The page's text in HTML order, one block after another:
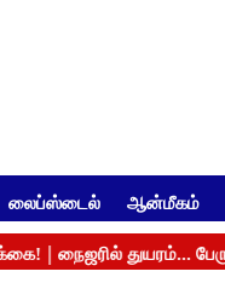
லைப்ஸ்டைல் ஆன்மீகம்